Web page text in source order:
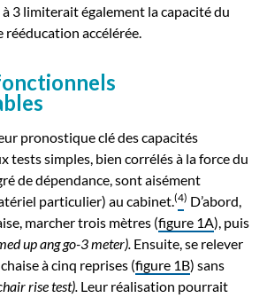
à 3 limiterait également la capacité du
rééducation accélérée.
pronostique clé des capacités
tests simples, bien corrélés à la force du
de dépendance, sont aisément
particulier) au cabinet.(4) D’abord,
marcher trois mètres (figure 1A), puis
up ang go-3 meter). Ensuite, se relever
à cinq reprises (figure 1B) sans
rise test). Leur réalisation pourrait